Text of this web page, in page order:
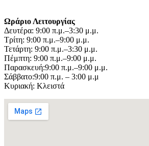
Ωράριο Λειτουργίας
Δευτέρα: 9:00 π.μ.–3:30 μ.μ.
Τρίτη: 9:00 π.μ.–9:00 μ.μ.
Τετάρτη: 9:00 π.μ.–3:30 μ.μ.
Πέμπτη: 9:00 π.μ.–9:00 μ.μ.
Παρασκευή:9:00 π.μ.–9:00 μ.μ.
Σάββατο:9:00 π.μ. – 3:00 μ.μ
Κυριακή: Κλειστά